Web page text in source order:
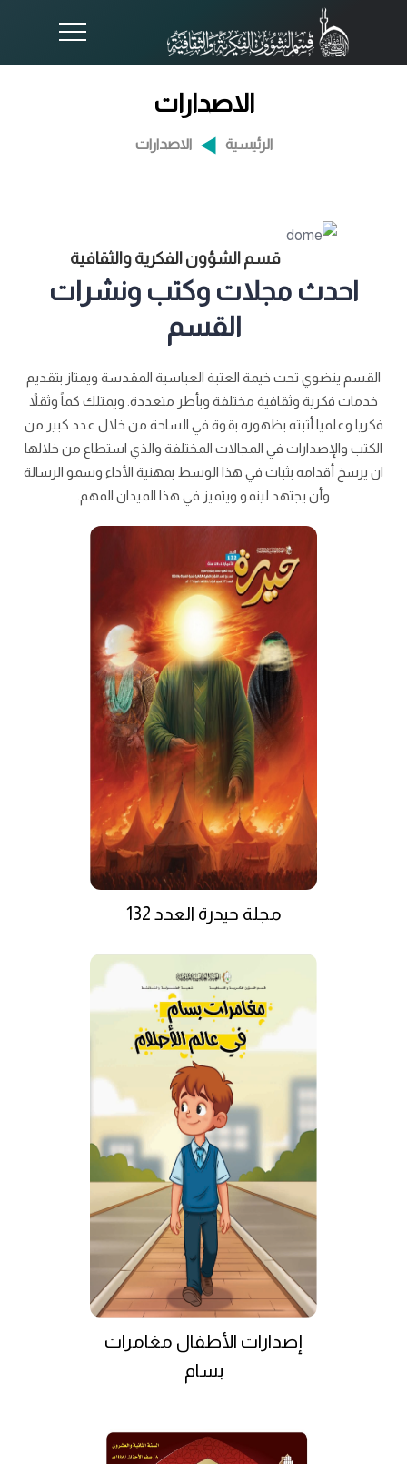
الاصدارات
الرئيسية الاصدارات
قسم الشؤون الفكرية والثقافية
احدث مجلات وكتب ونشرات
القسم
القسم ينضوي تحت خيمة العتبة العباسية المقدسة ويمتاز بتقديم
خدمات فكرية وثقافية مختلفة وبأطر متعددة. ويمتلك كماً وثقلاً
فكريا وعلميا أثبته بظهوره بقوة في الساحة من خلال عدد كبير من
الكتب والإصدارات في المجالات المختلفة والذي استطاع من خلالها
ان يرسخ أقدامه بثبات في هذا الوسط بمهنية الأداء وسمو الرسالة
وأن يجتهد لينمو ويتميز في هذا الميدان المهم.
مجلة حيدرة العدد 132
إصدارات الأطفال مغامرات
بسام